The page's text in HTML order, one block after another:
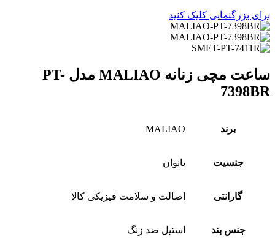
برای بزرگنمایی کلیک کنید
ساعت مچی زنانه MALIAO مدل PT-
7398BR
برند MALIAO
جنسیت بانوان
گارانتی اصالت و سلامت فیزیکی کالا
جنس بند استیل ضد زنگ